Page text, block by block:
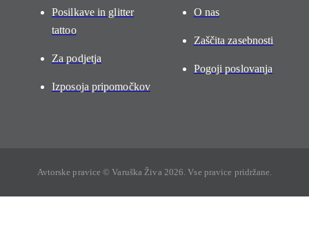
Posilkave in glitter
tattoo
Za podjetja
Izposoja pripomočkov
O nas
Zaščita zasebnosti
Pogoji poslovanja
Avtorske pravice © Varuška Živa 2026. Vse pravice pridržane.